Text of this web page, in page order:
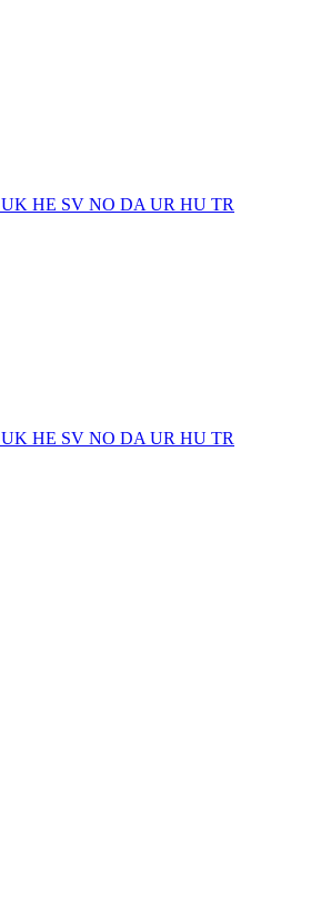
UK HE SV NO DA UR HU TR
UK HE SV NO DA UR HU TR